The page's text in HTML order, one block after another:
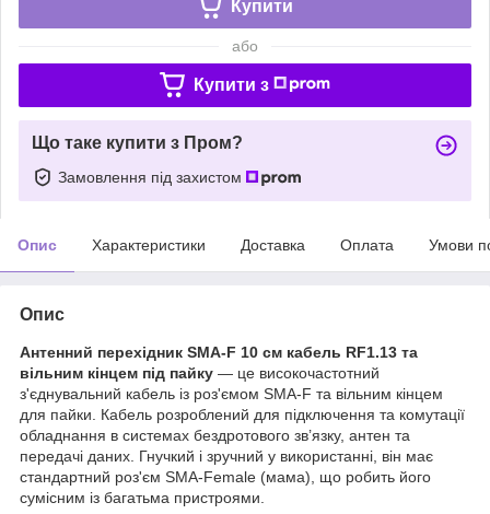
Купити
або
Купити з
Що таке купити з Пром?
Замовлення під захистом
Опис Характеристики Доставка Оплата Умови
Опис
Антенний перехідник SMA-F 10 см кабель RF1.13 та
вільним кінцем під пайку — це високочастотний
з'єднувальний кабель із роз'ємом SMA-F та вільним кінцем
для пайки. Кабель розроблений для підключення та комутації
обладнання в системах бездротового зв’язку, антен та
передачі даних. Гнучкий і зручний у використанні, він має
стандартний роз'єм SMA-Female (мама), що робить його
сумісним із багатьма пристроями.